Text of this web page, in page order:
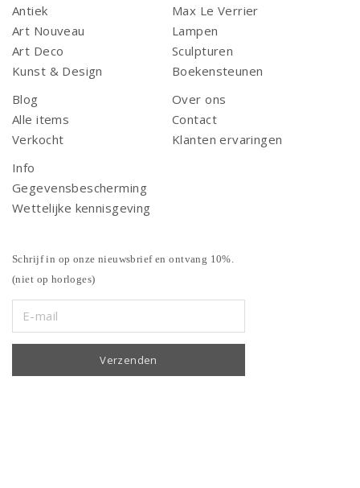
Antiek
Art Nouveau
Art Deco
Kunst & Design
Max Le Verrier
Lampen
Sculpturen
Boekensteunen
Blog
Alle items
Verkocht
Over ons
Contact
Klanten ervaringen
Info
Gegevensbescherming
Wettelijke kennisgeving
Schrijf in op onze nieuwsbrief en ontvang 10%.
(niet op horloges)